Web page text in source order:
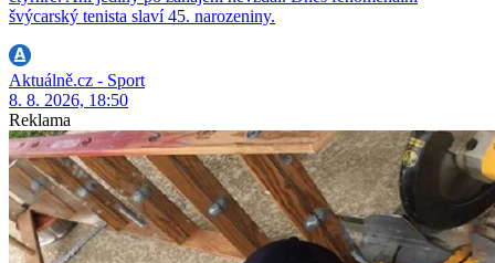
švýcarský tenista slaví 45. narozeniny.
Aktuálně.cz - Sport
8. 8. 2026, 18:50
Reklama